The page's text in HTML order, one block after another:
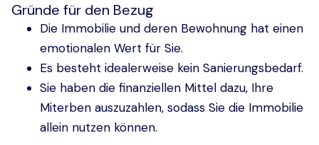
Gründe für den Bezug
Die Immobilie und deren Bewohnung hat einen
emotionalen Wert für Sie.
Es besteht idealerweise kein Sanierungsbedarf.
Sie haben die finanziellen Mittel dazu, Ihre
Miterben auszuzahlen, sodass Sie die Immobilie
allein nutzen können.